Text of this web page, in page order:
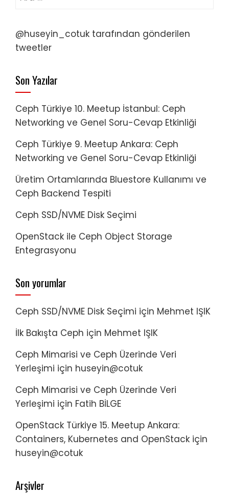
@huseyin_cotuk tarafından gönderilen
tweetler
Son Yazılar
Ceph Türkiye 10. Meetup İstanbul: Ceph
Networking ve Genel Soru-Cevap Etkinliği
Ceph Türkiye 9. Meetup Ankara: Ceph
Networking ve Genel Soru-Cevap Etkinliği
Üretim Ortamlarında Bluestore Kullanımı ve
Ceph Backend Tespiti
Ceph SSD/NVME Disk Seçimi
OpenStack ile Ceph Object Storage
Entegrasyonu
Son yorumlar
Ceph SSD/NVME Disk Seçimi için Mehmet IŞIK
İlk Bakışta Ceph için Mehmet IŞIK
Ceph Mimarisi ve Ceph Üzerinde Veri
Yerleşimi için huseyin@cotuk
Ceph Mimarisi ve Ceph Üzerinde Veri
Yerleşimi için Fatih BİLGE
OpenStack Türkiye 15. Meetup Ankara:
Containers, Kubernetes and OpenStack için
huseyin@cotuk
Arşivler